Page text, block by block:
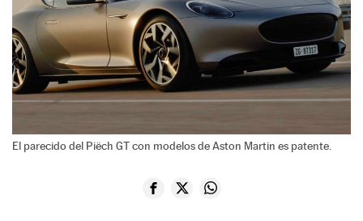
El parecido del Piëch GT con modelos de Aston Martin es patente.